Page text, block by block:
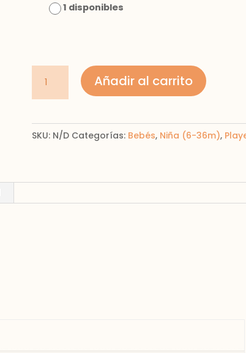
1 disponibles
manga
cantidad
Añadir al carrito
SKU: N/D Categorías: Bebés, Niña (6-36m),